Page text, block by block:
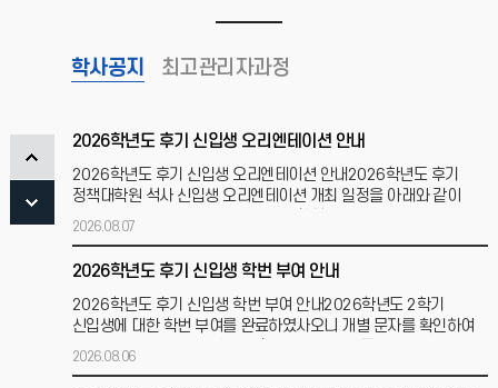
학사공지
1학기 졸업시험 과목별 합격여부를 아래 안내에 따라 확인하시기
바랍니다. * 응시과목 중 1개 과목이라도 불합격
2026학년도 후기 신입생 오리엔테이션 안내
2026학년도 후기 신입생 오리엔테이션 안내2026학년도 후기
정책대학원 석사 신입생 오리엔테이션 개최 일정을 아래와 같이
안내드리오니 신입생 여러분의 많은 참석 부탁드립니다. ○
2026.08.07
2026학년도 후기 신입생 학번 부여 안내
2026학년도 후기 신입생 학번 부여 안내2026학년도 2학기
신입생에 대한 학번 부여를 완료하였사오니 개별 문자를 확인하여
주시기 바랍니다.(개인정보 보호법에 의거 개별통보)문자
2026.08.06
최고관리자과정